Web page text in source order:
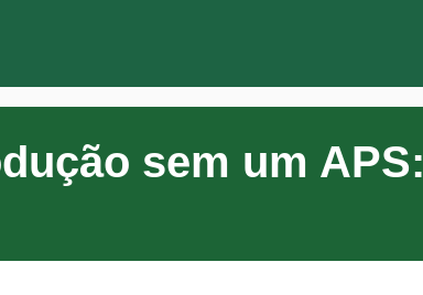
sem um APS: